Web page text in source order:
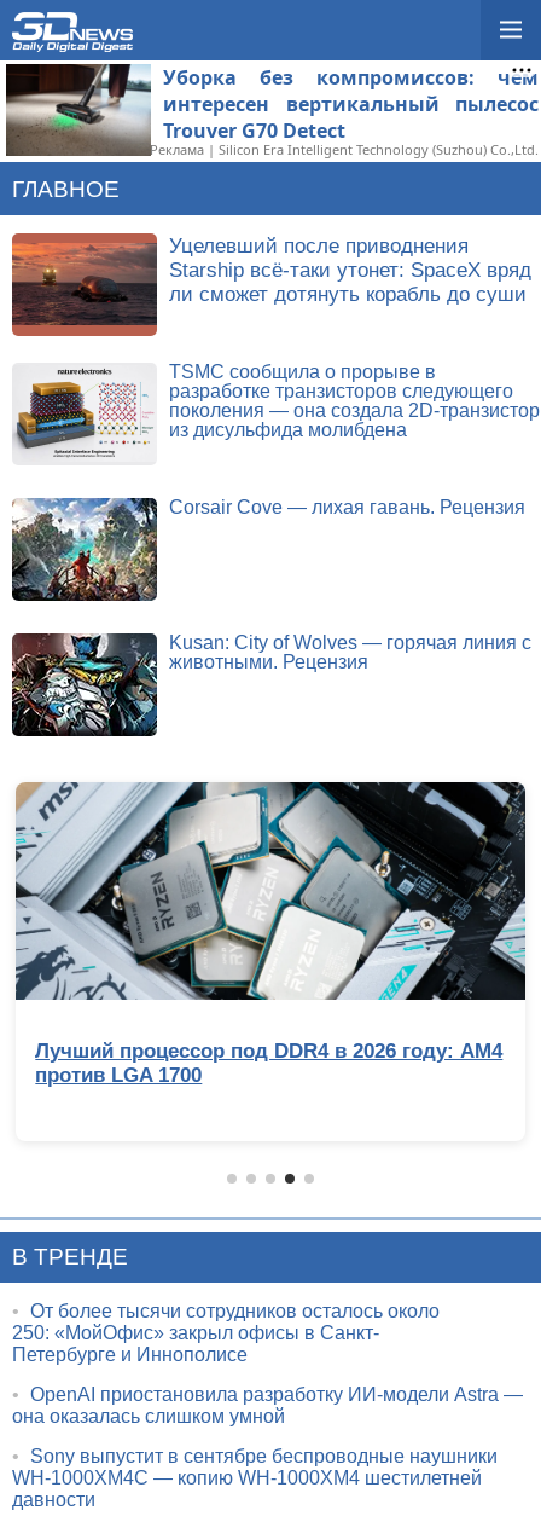
Уборка без компромиссов: чем
интересен вертикальный пылесос
Trouver G70 Detect
Реклама | Silicon Era Intelligent Technology (Suzhou) Co.,Ltd.
ГЛАВНОЕ
Уцелевший после приводнения
Starship всё-таки утонет: SpaceX вряд
ли сможет дотянуть корабль до суши
TSMC сообщила о прорыве в
разработке транзисторов следующего
поколения — она создала 2D-транзистор
из дисульфида молибдена
Corsair Cove — лихая гавань. Рецензия
Kusan: City of Wolves — горячая линия с
животными. Рецензия
Лучший процессор под DDR4 в 2026 году: AM4
против LGA 1700
В ТРЕНДЕ
• От более тысячи сотрудников осталось около
250: «МойОфис» закрыл офисы в Санкт-
Петербурге и Иннополисе
• OpenAI приостановила разработку ИИ-модели Astra —
она оказалась слишком умной
•
Sony выпустит в сентябре беспроводные наушники
WH-1000XM4C — копию WH-1000XM4 шестилетней
давности